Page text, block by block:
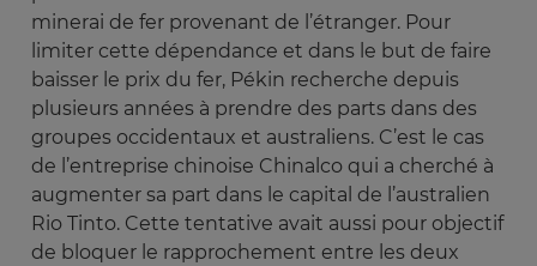
minerai de fer provenant de l’étranger. Pour
limiter cette dépendance et dans le but de faire
baisser le prix du fer, Pékin recherche depuis
plusieurs années à prendre des parts dans des
groupes occidentaux et australiens. C’est le cas
de l’entreprise chinoise Chinalco qui a cherché à
augmenter sa part dans le capital de l’australien
Rio Tinto. Cette tentative avait aussi pour objectif
de bloquer le rapprochement entre les deux